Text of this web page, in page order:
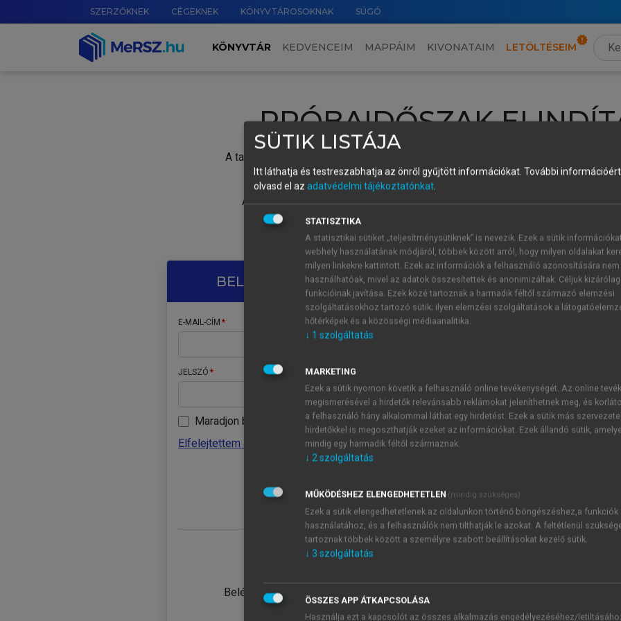
SZERZŐKNEK CÉGEKNEK KÖNYVTÁROSOKNAK SÚGÓ
KÖNYVTÁR KEDVENCEIM MAPPÁIM KIVONATAIM LETÖLTÉSEIM
PRÓBAIDŐSZAK
A tartalom megtekintéséhez lépj be a saját fiókoddal, iskolai azonosítóddal vagy
Új felhasználóként1 óra díjmentes hozzáférésrevagy
A próbaidőszak elindításához,
vagy hozz
A regisztráció után a
BELÉPÉS SAJÁT FIÓKKAL
E-MAIL-CÍM
JELSZÓ
Maradjon belépve
Elfelejtettem a jelszavamat
Belépés intézményi azonosítóval
ÚJ FIÓK
1 óra
JELSZÓ
Kérek értesítést a MeRSZ
Kérek értesítést az
SÜTIK LISTÁJA
Itt láthatja és testreszabhatja az önről gyűjtött információkat. További
olvasd el az adatvédelmi tájékoztatónkat.
STATISZTIKA
A statisztikai sütiket „teljesítménysütiknek” is nevezik. Ezek a sütik
webhely használatának módjáról, többek között arról, hogy milyen oldalakat
milyen linkekre kattintott. Ezek az információk a felhasználó azonosítására nem
használhatóak, mivel az adatok összesítettek és anonimizáltak. Céljuk
funkcióinak javítása. Ezek közé tartoznak a harmadik féltől származó elemzési
szolgáltatásokhoz tartozó sütik; ilyen elemzési szolgáltatások a
hőtérképek és a közösségi médiaanalitika.
↓ 1 szolgáltatás
MARKETING
Ezek a sütik nyomon követik a felhasználó online tevékenységét. Az online
megismerésével a hirdetők relevánsabb reklámokat jeleníthetnek meg, és
a felhasználó hány alkalommal láthat egy hirdetést. Ezek a sütik más
hirdetőkkel is megoszthatják ezeket az információkat. Ezek állandó sütik,
mindig egy harmadik féltől származnak.
↓ 2szolgáltatás
MŰKÖDÉSHEZ ELENGEDHETETLEN (mindig szükséges)
Ezek a sütik elengedhetetlenek az oldalunkon történő böngészéshez,a funkciók
használatához, és a felhasználók nem tilthatják le azokat. A feltétlenül
tartoznak többek között a személyre szabott beállításokat kezelő sütik.
↓ 3 szolgáltatás
ÖSSZES APP ÁTKAPCSOLÁSA
Használja ezt a kapcsolót az összes alkalmazás engedélyezéséhez/